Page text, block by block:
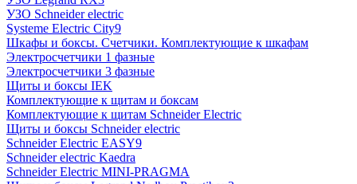
УЗО Schneider electric
Systeme Electric City9
Шкафы и боксы. Счетчики. Комплектующие к шкафам
Электросчетчики 1 фазные
Электросчетчики 3 фазные
Щиты и боксы IEK
Комплектующие к щитам и боксам
Комплектующие к щитам Schneider Electric
Щиты и боксы Schneider electric
Schneider Electric EASY9
Schneider electric Kaedra
Schneider Electric MINI-PRAGMA